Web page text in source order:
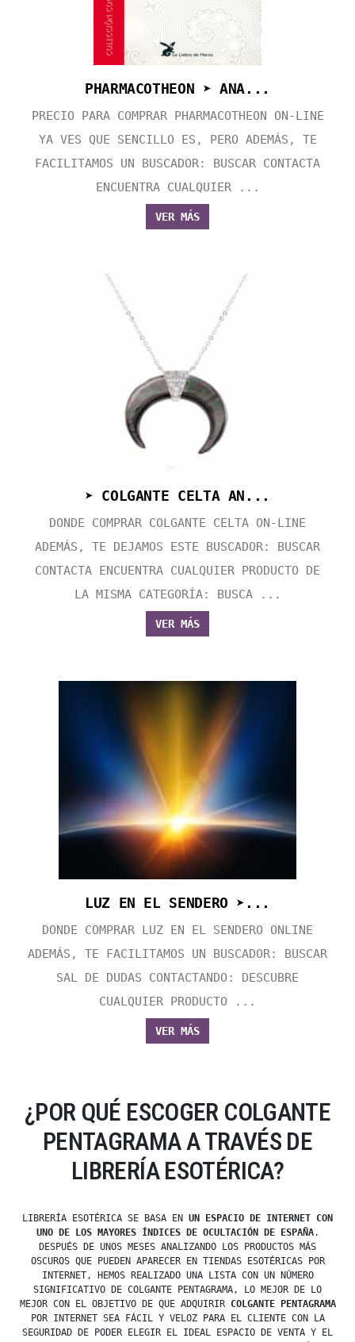
PHARMACOTHEON ➤ ANA...
PRECIO PARA COMPRAR PHARMACOTHEON ON-LINE
YA VES QUE SENCILLO ES, PERO ADEMÁS, TE
FACILITAMOS UN BUSCADOR: BUSCAR CONTACTA
ENCUENTRA CUALQUIER ...
VER MÁS
➤ COLGANTE CELTA AN...
DONDE COMPRAR COLGANTE CELTA ON-LINE
ADEMÁS, TE DEJAMOS ESTE BUSCADOR: BUSCAR
CONTACTA ENCUENTRA CUALQUIER PRODUCTO DE
LA MISMA CATEGORÍA: BUSCA ...
VER MÁS
LUZ EN EL SENDERO ➤...
DONDE COMPRAR LUZ EN EL SENDERO ONLINE
ADEMÁS, TE FACILITAMOS UN BUSCADOR: BUSCAR
SAL DE DUDAS CONTACTANDO: DESCUBRE
CUALQUIER PRODUCTO ...
VER MÁS
¿POR QUÉ ESCOGER COLGANTE
PENTAGRAMA A TRAVÉS DE
LIBRERÍA ESOTÉRICA?
LIBRERÍA ESOTÉRICA SE BASA EN UN ESPACIO DE INTERNET CON
UNO DE LOS MAYORES ÍNDICES DE OCULTACIÓN DE ESPAÑA.
DESPUÉS DE UNOS MESES ANALIZANDO LOS PRODUCTOS MÁS
OSCUROS QUE PUEDEN APARECER EN TIENDAS ESOTÉRICAS POR
INTERNET, HEMOS REALIZADO UNA LISTA CON UN NÚMERO
SIGNIFICATIVO DE COLGANTE PENTAGRAMA, LO MEJOR DE LO
MEJOR CON EL OBJETIVO DE QUE ADQUIRIR COLGANTE PENTAGRAMA
POR INTERNET SEA FÁCIL Y VELOZ PARA EL CLIENTE CON LA
SEGURIDAD DE PODER ELEGIR EL IDEAL ESPACIO DE VENTA Y EL